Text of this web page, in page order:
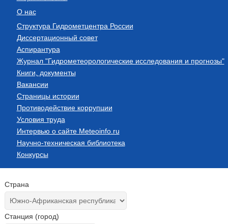
О нас
Структура Гидрометцентра России
Диссертационный совет
Аспирантура
Журнал "Гидрометеорологические исследования и прогнозы"
Книги, документы
Вакансии
Страницы истории
Противодействие коррупции
Условия труда
Интервью о сайте Meteoinfo.ru
Научно-техническая библиотека
Конкурсы
Страна
Станция (город)